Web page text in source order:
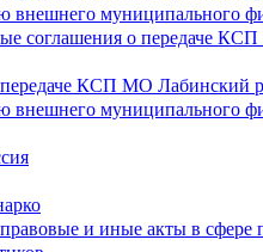
внешнего муниципального
соглашения о передаче
КСП МО Лабинский
внешнего муниципального
и иные акты в сфере